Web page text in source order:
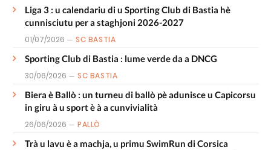
Liga 3 : u calendariu di u Sporting Club di Bastia hè
cunnisciutu per a staghjoni 2026-2027
01/07/2026 SC BASTIA
Sporting Club di Bastia : lume verde da a DNCG
30/06/2026 SC BASTIA
Biera è Ballò : un turneu di ballò pè adunisce u Capicorsu
in giru à u sport è à a cunvivialità
26/06/2026 PALLÒ
Trà u lavu è a machja, u primu SwimRun di Corsica